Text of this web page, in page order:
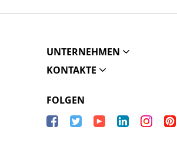
UNTERNEHMEN
KONTAKTE
FOLGEN